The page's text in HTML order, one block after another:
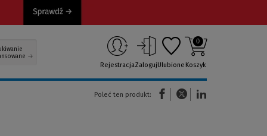
RejestracjaZalogujUlubione
0
Koszyk
Poleć ten produkt:
(Nowe okno)(Link do innej strony)